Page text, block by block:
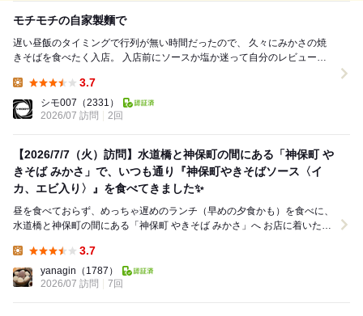
モチモチの自家製麵で
遅い昼飯のタイミングで行列が無い時間だったので、 久々にみかさの焼
きそばを食べたく入店。 入店前にソースか塩か迷って自分のレビューを
3.7
シモ007 （2331）
2026/07 訪問
2回
【2026/7/7（火）訪問】水道橋と神保町の間にある「神保町 や
きそば みかさ」で、いつも通り『神保町やきそばソース〈イ
カ、エビ入り〉』を食べてきました✨
昼を食べておらず、めっちゃ遅めのランチ（早めの夕食かも）を食べに、
水道橋と神保町の間にある「神保町 やきそば みかさ」へ お店に着いたの
3.7
yanagin （1787）
2026/07 訪問
7回